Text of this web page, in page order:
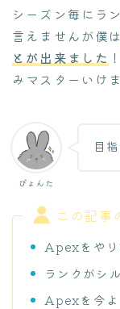
シーズン毎にラ
言えませんが僕は
とが出来ました
みマスターいけ
ぴょんた
目
この記事
Apexをやり
ランクがシ
Apexを今よ